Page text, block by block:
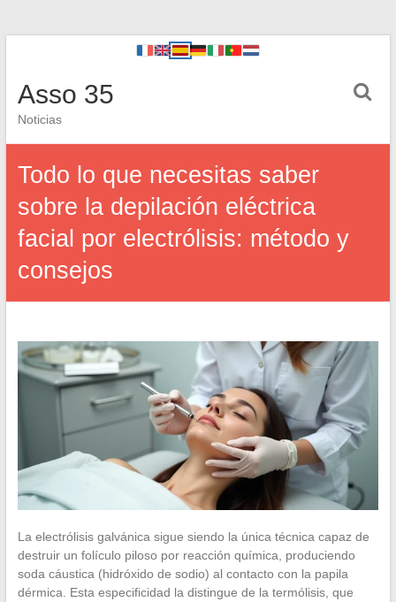
Asso 35
Noticias
Todo lo que necesitas saber
sobre la depilación eléctrica
facial por electrólisis: método y
consejos
La electrólisis galvánica sigue siendo la única técnica capaz de
destruir un folículo piloso por reacción química, produciendo
soda cáustica (hidróxido de sodio) al contacto con la papila
dérmica. Esta especificidad la distingue de la termólisis, que